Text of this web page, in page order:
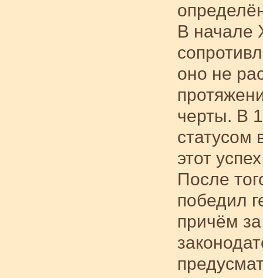
В начале
оно не
черты. В
статусом
этот
После
победил
причём